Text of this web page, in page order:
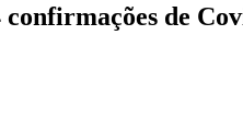
confirmações de